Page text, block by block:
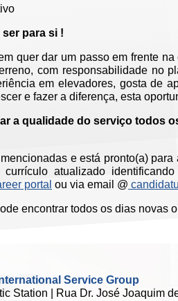
para si !
quer dar um passo em frente
com responsabilidade no
em elevadores, gosta de
e fazer a diferença, esta
a qualidade do serviço todos
e está pronto(a)
atualizado
portal ou via email @
encontrar todos os dias novas
Service Group
Station | Rua Dr. José Joaquim